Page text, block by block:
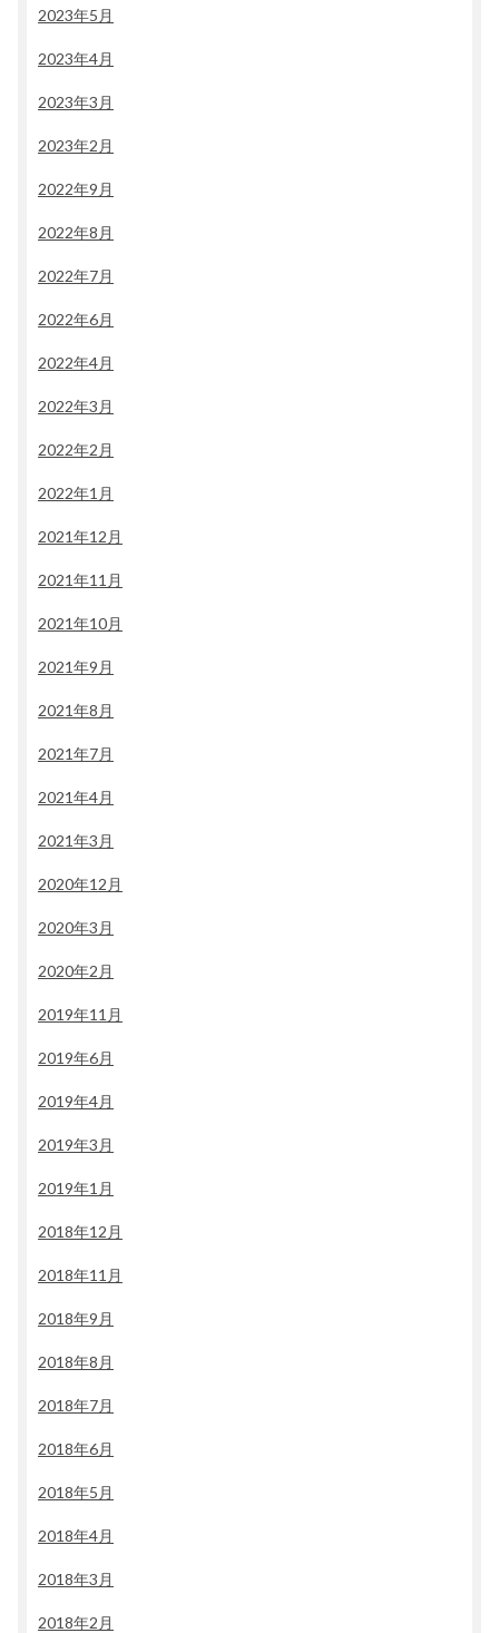
2023年5月
2023年4月
2023年3月
2023年2月
2022年9月
2022年8月
2022年7月
2022年6月
2022年4月
2022年3月
2022年2月
2022年1月
2021年12月
2021年11月
2021年10月
2021年9月
2021年8月
2021年7月
2021年4月
2021年3月
2020年12月
2020年3月
2020年2月
2019年11月
2019年6月
2019年4月
2019年3月
2019年1月
2018年12月
2018年11月
2018年9月
2018年8月
2018年7月
2018年6月
2018年5月
2018年4月
2018年3月
2018年2月